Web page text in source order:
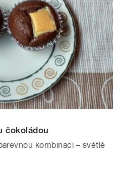
čokoládou
kombinaci – světlé